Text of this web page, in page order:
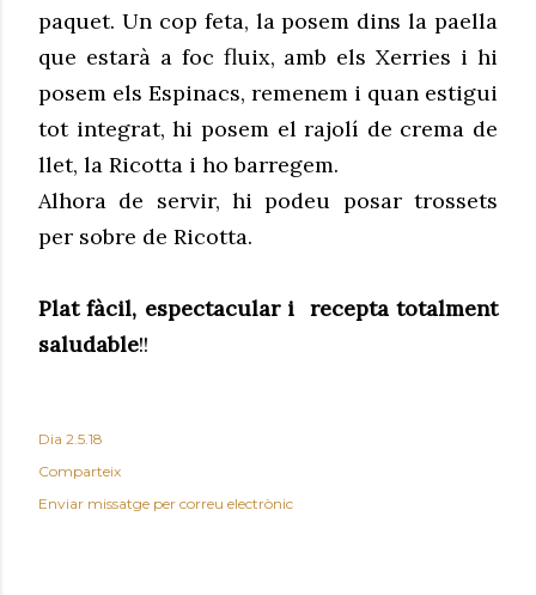
paquet. Un cop feta, la posem dins la paella
que estarà a foc fluix, amb els Xerries i hi
posem els Espinacs, remenem i quan estigui
tot integrat, hi posem el rajolí de crema de
llet, la Ricotta i ho barregem.
Alhora de servir, hi podeu posar trossets
per sobre de Ricotta.
Plat fàcil, espectacular i recepta totalment
saludable!!
Dia 2.5.18
Comparteix
Enviar missatge per correu electrònic